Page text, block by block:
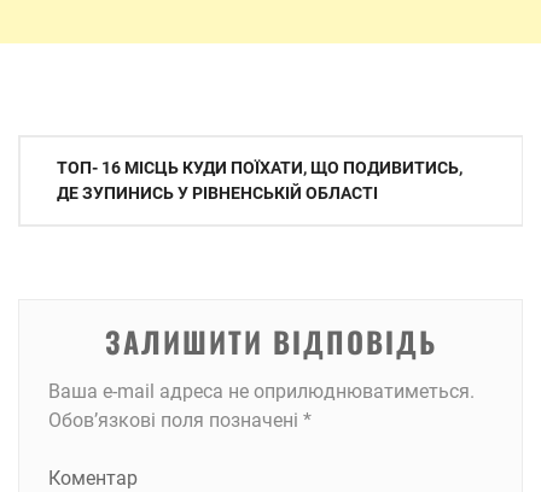
Навігація
записів
ТОП- 16 МІСЦЬ КУДИ ПОЇХАТИ, ЩО ПОДИВИТИСЬ,
ДЕ ЗУПИНИСЬ У РІВНЕНСЬКІЙ ОБЛАСТІ
ЗАЛИШИТИ ВІДПОВІДЬ
Ваша e-mail адреса не оприлюднюватиметься.
Обов’язкові поля позначені *
Коментар